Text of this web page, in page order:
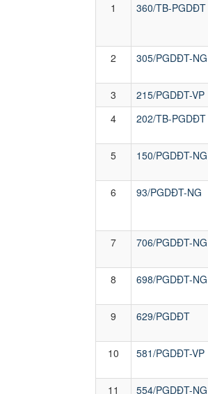
1
360/TB-PGDĐT
2 305/PGDĐT-NG
3
215/PGDĐT-VP
4
202/TB-PGDĐT
5 150/PGDĐT-NG
6 93/PGDĐT-NG
7 706/PGDĐT-NG
8 698/PGDĐT-NG
9 629/PGDĐT
10 581/PGDĐT-VP
11 554/PGDĐT-NG